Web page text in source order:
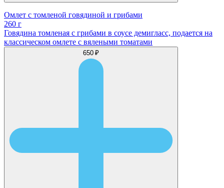
Омлет с томленой говядиной и грибами
260 г
Говядина томленая с грибами в соусе демигласс, подается на
классическом омлете с вялеными томатами
650 ₽